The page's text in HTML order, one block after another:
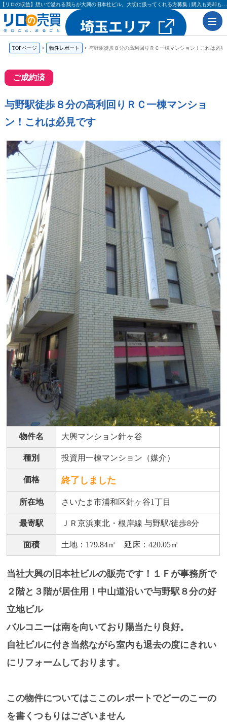
TOPページ 物件レポート 与野駅徒歩８分の高利回りＲＣ一棟マンション！これは必見
ご成約済
与野駅徒歩８分の高利回りＲＣ一棟マンショ
ン！これは必見です
物件名 大興マンション針ヶ谷
種別 投資用一棟マンション（媒介）
価格 終了しました
所在地 さいたま市浦和区針ヶ谷1丁目
最寄駅 ＪＲ京浜東北・根岸線 与野駅/徒歩8分
面積 土地：179.84㎡ 延床：420.05㎡
当社大興の旧本社ビルの販売です！１Ｆが事務所で
２階と３階が居住用！中山道沿いで与野駅８分の好
立地ビル
バルコニーは南を向いており陽当たり良好。
自社ビルに付き当然ながら室内も退去の度にきれい
にリフォームしております。
この物件についてはここのレポートでどーのこーの
を書くつもりはございません